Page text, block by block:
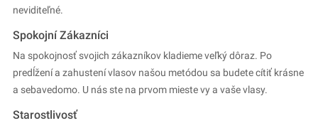
neviditeľné.
Spokojní Zákazníci
Na spokojnosť svojich zákazníkov kladieme veľký dôraz. Po
predĺžení a zahustení vlasov našou metódou sa budete cítiť krásne
a sebavedomo. U nás ste na prvom mieste vy a vaše vlasy.
Starostlivosť